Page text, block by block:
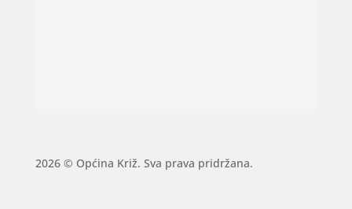
2026 © Općina Križ. Sva prava pridržana.